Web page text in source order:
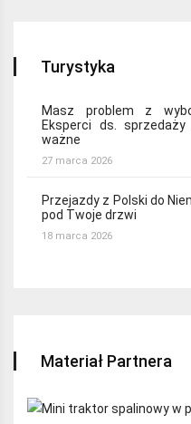
Turystyka
Masz problem z
Eksperci ds.
ważne
27 marca 2026
Przejazdy z Polski do
pod Twoje drzwi
18 marca 2026
Materiał Partnera